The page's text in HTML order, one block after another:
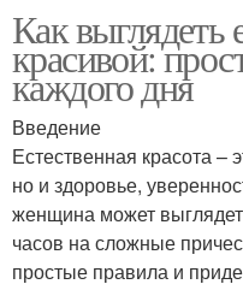
Как выглядеть
красивой:
каждого дня
Введение
Естественная красота –
но и здоровье,
женщина может
часов на сложные
простые правила и